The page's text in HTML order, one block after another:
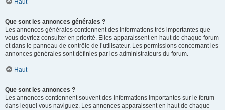
Haut
Que sont les annonces générales ?
Les annonces générales contiennent des informations très importantes que
vous devriez consulter en priorité. Elles apparaissent en haut de chaque forum
et dans le panneau de contrôle de l’utilisateur. Les permissions concernant les
annonces générales sont définies par les administrateurs du forum.
Haut
Que sont les annonces ?
Les annonces contiennent souvent des informations importantes sur le forum
dans lequel vous naviguez. Les annonces apparaissent en haut de chaque